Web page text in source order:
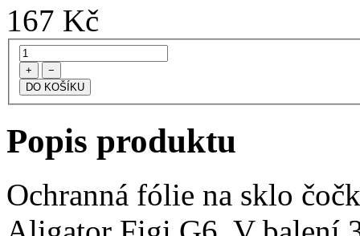
167 Kč
+ −
Popis produktu
Ochranná fólie na sklo